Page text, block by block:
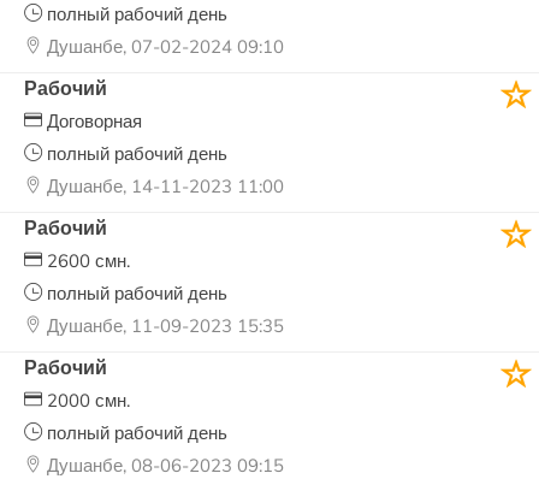
полный рабочий день
Душанбе, 07-02-2024 09:10
Рабочий
Договорная
полный рабочий день
Душанбе, 14-11-2023 11:00
Рабочий
2600 смн.
полный рабочий день
Душанбе, 11-09-2023 15:35
Рабочий
2000 смн.
полный рабочий день
Душанбе, 08-06-2023 09:15